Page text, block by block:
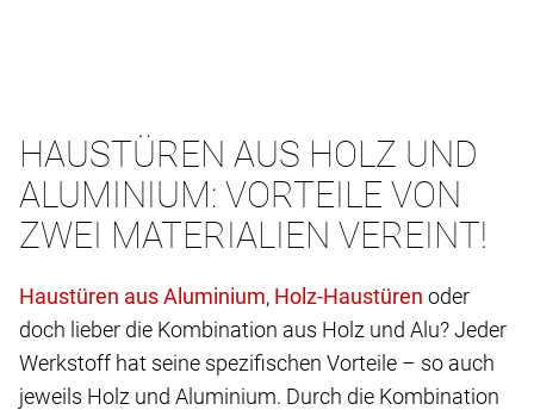
HAUSTÜREN AUS HOLZ UND
ALUMINIUM: VORTEILE VON
ZWEI MATERIALIEN VEREINT!
,
oder
doch lieber die Kombination aus Holz und Alu? Jeder
Werkstoff hat seine spezifischen Vorteile – so auch
jeweils Holz und Aluminium. Durch die Kombination